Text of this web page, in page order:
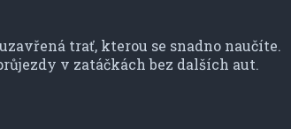
trať, kterou se snadno naučíte.
v zatáčkách bez dalších aut.